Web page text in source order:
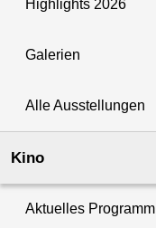
Highlights 2026
Galerien
Alle Ausstellungen
Kino
Aktuelles Programm